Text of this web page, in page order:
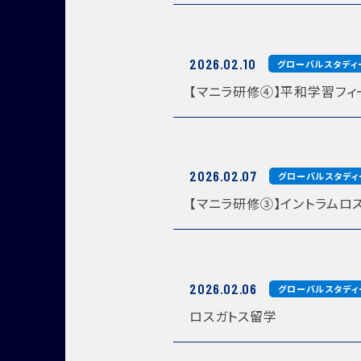
2026.02.10 グローバルスタディ
【マニラ研修④】平和学習フ
2026.02.07 グローバルスタディ
【マニラ研修③】イントラムロ
2026.02.06 グローバルスタディ
ロスガトス留学